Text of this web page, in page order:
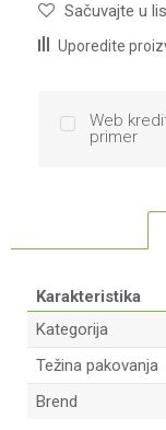
Sačuvajte u
Uporedite
Web
primer
Karakteristika
Kategorija
Težina pakovanja
Brend